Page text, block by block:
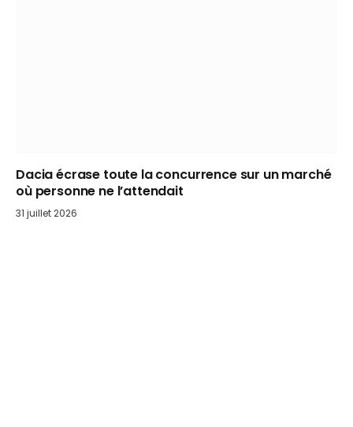
Dacia écrase toute la concurrence sur un marché
où personne ne l’attendait
31 juillet 2026